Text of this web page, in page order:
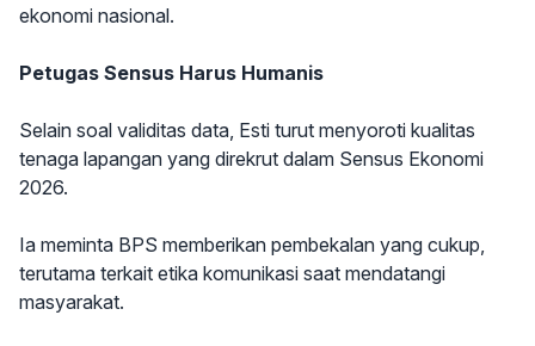
ekonomi nasional.
Petugas Sensus Harus Humanis
Selain soal validitas data, Esti turut menyoroti kualitas
tenaga lapangan yang direkrut dalam Sensus Ekonomi
2026.
Ia meminta BPS memberikan pembekalan yang cukup,
terutama terkait etika komunikasi saat mendatangi
masyarakat.